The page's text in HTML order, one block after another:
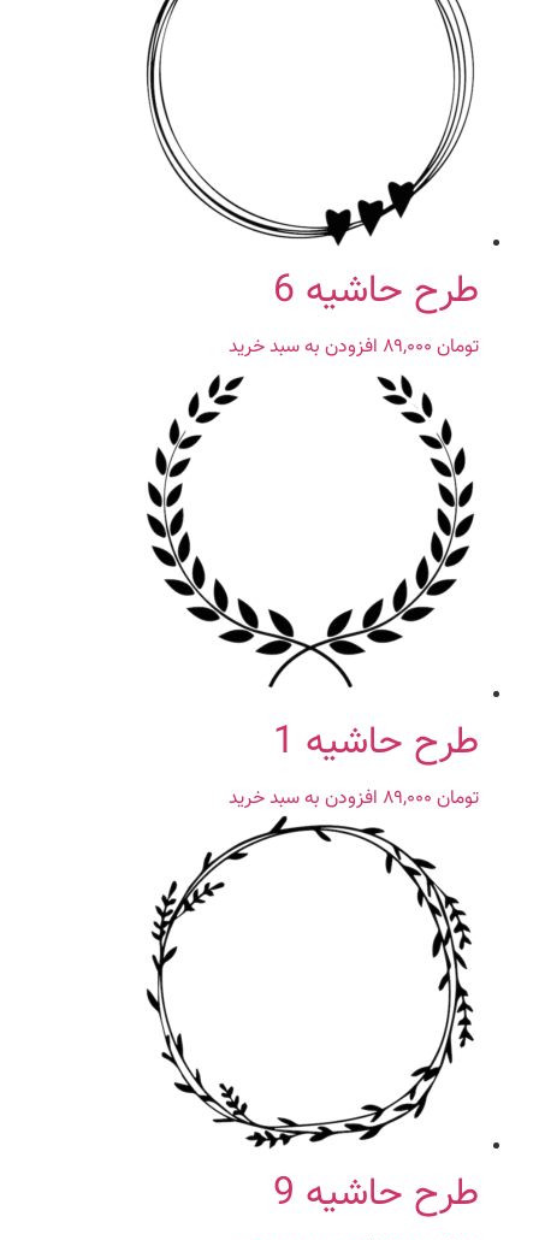
طرح حاشیه 6
تومان افزودن به سبد خرید
طرح حاشیه 1
تومان افزودن به سبد خرید
طرح حاشیه 9